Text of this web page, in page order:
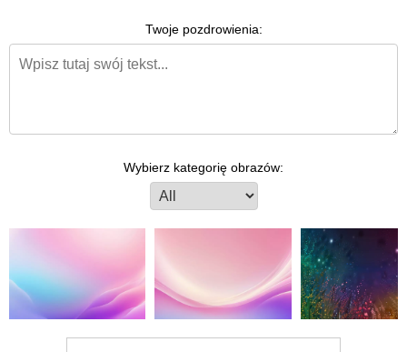
Twoje pozdrowienia:
Wybierz kategorię obrazów: